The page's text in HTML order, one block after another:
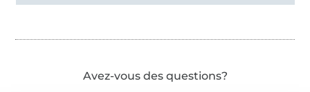
Avez-vous des questions?